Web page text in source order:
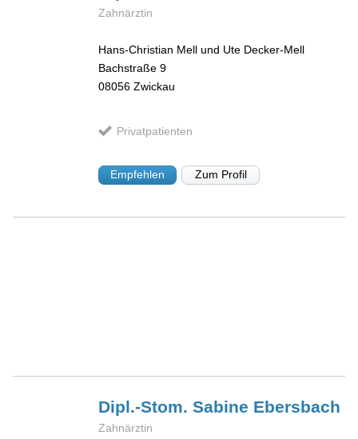
Zahnärztin
Hans-Christian Mell und Ute Decker-Mell
Bachstraße 9
08056 Zwickau
Privatpatienten
Empfehlen Zum Profil
Dipl.-Stom. Sabine Ebersbach
Zahnärztin